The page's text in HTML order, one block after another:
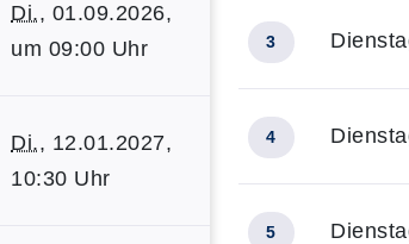
Di., 01.09.2026,
um 09:00 Uhr
Di., 12.01.2027,
10:30 Uhr
3
4
5